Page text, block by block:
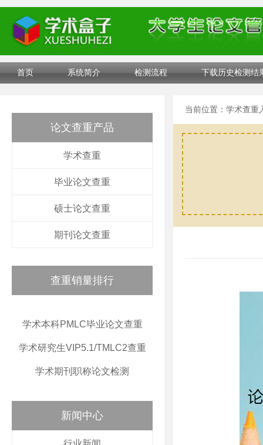
首页 系统简介 检测流程 下载历史检测结
论文查重产品
学术查重
毕业论文查重
硕士论文查重
期刊论文查重
查重销量排行
学术本科PMLC毕业论文查重
学术研究生VIP5.1/TMLC2查重
学术期刊职称论文检测
新闻中心
当前位置： 学术查重